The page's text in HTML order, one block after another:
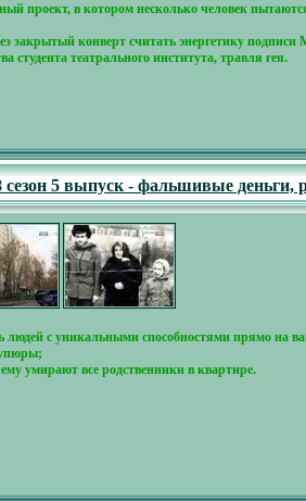
проект, в котором несколько человек
закрытый конверт считать энергетику
студента театрального института, травля гея.
сезон 5 выпуск - фальшивые деньги,
с уникальными способностями прямо на
умирают все родственники в квартире.